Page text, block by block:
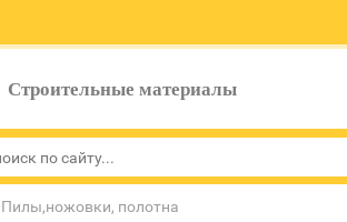
Строительные материалы
Пилы,ножовки, полотна